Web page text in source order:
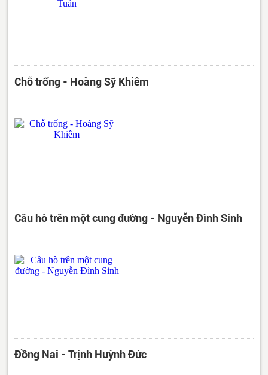
Chỗ trống - Hoàng Sỹ Khiêm
Câu hò trên một cung đường - Nguyễn Đình Sinh
Đồng Nai - Trịnh Huỳnh Đức